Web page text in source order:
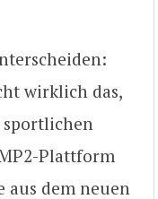
wirklich das,
Plattform
aus dem neuen